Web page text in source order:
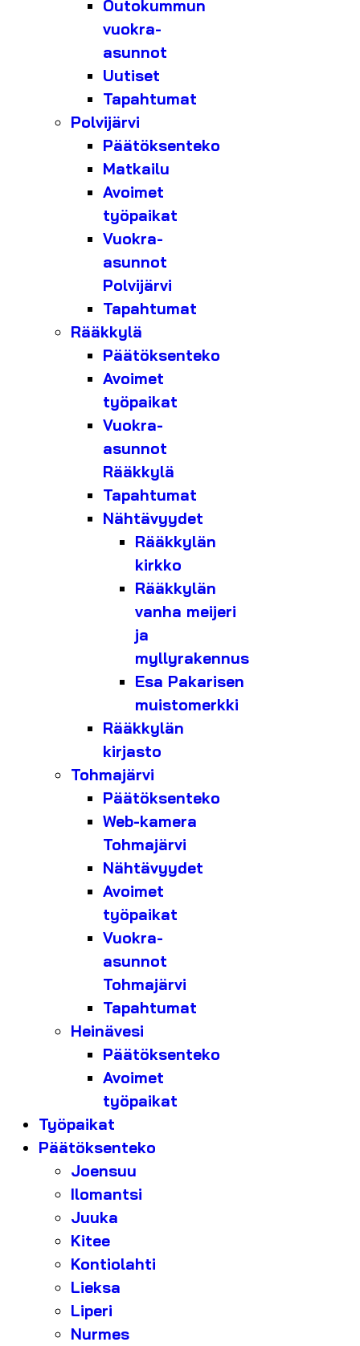
Outokummun
vuokra-
asunnot
Uutiset
Tapahtumat
Polvijärvi
Päätöksenteko
Matkailu
Avoimet
työpaikat
Vuokra-
asunnot
Polvijärvi
Tapahtumat
Rääkkylä
Päätöksenteko
Avoimet
työpaikat
Vuokra-
asunnot
Rääkkylä
Tapahtumat
Nähtävyydet
Rääkkylän
kirkko
Rääkkylän
vanha meijeri
ja
myllyrakennus
Esa Pakarisen
muistomerkki
Rääkkylän
kirjasto
Tohmajärvi
Päätöksenteko
Web-kamera
Tohmajärvi
Nähtävyydet
Avoimet
työpaikat
Vuokra-
asunnot
Tohmajärvi
Tapahtumat
Heinävesi
Päätöksenteko
Avoimet
työpaikat
Työpaikat
Päätöksenteko
Joensuu
Ilomantsi
Juuka
Kitee
Kontiolahti
Lieksa
Liperi
Nurmes